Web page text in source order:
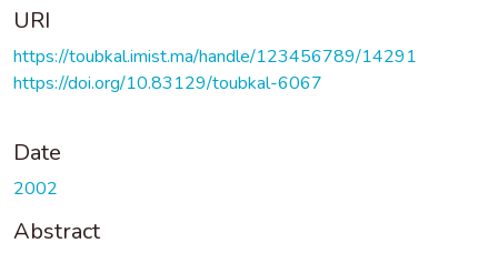
URI
https://toubkal.imist.ma/handle/123456789/14291
https://doi.org/10.83129/toubkal-6067
Date
2002
Abstract